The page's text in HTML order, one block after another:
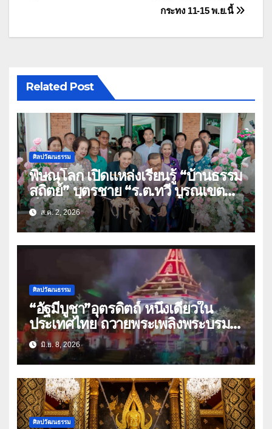
กระทง 11-15 พ.ย.นี้
Related Post
ศิลปวัฒนธรรม
พิษณุโลก เปิดแหล่งเรียนรู้ “บ้านธรรม
สถิตย์” บุตรชาย “ร.ต.ทวี บูรณเขต
ต์”ศิลปินแห่งชาติ(คลิป)
ส.ค. 2, 2026
ศิลปวัฒนธรรม
“อัฐมีบูชา”อุตรดิตถ์ หนึ่งเดียวใน
ประเทศไทย ถวายพระเพลิงพระบรม
ศพ”พระสัมมาสัมพุทธเจ้า”
มิ.ย. 8, 2026
ศิลปวัฒนธรรม